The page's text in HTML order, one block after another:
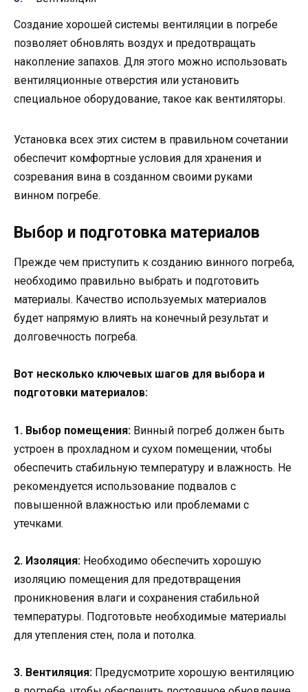
Создание хорошей системы вентиляции в погребе
позволяет обновлять воздух и предотвращать
накопление запахов. Для этого можно использовать
вентиляционные отверстия или установить
специальное оборудование, такое как вентиляторы.
Установка всех этих систем в правильном сочетании
обеспечит комфортные условия для хранения и
созревания вина в созданном своими руками
винном погребе.
Выбор и подготовка материалов
Прежде чем приступить к созданию винного погреба,
необходимо правильно выбрать и подготовить
материалы. Качество используемых материалов
будет напрямую влиять на конечный результат и
долговечность погреба.
Вот несколько ключевых шагов для выбора и
подготовки материалов:
1. Выбор помещения: Винный погреб должен быть
устроен в прохладном и сухом помещении, чтобы
обеспечить стабильную температуру и влажность. Не
рекомендуется использование подвалов с
повышенной влажностью или проблемами с
утечками.
2. Изоляция: Необходимо обеспечить хорошую
изоляцию помещения для предотвращения
проникновения влаги и сохранения стабильной
температуры. Подготовьте необходимые материалы
для утепления стен, пола и потолка.
3. Вентиляция: Предусмотрите хорошую вентиляцию